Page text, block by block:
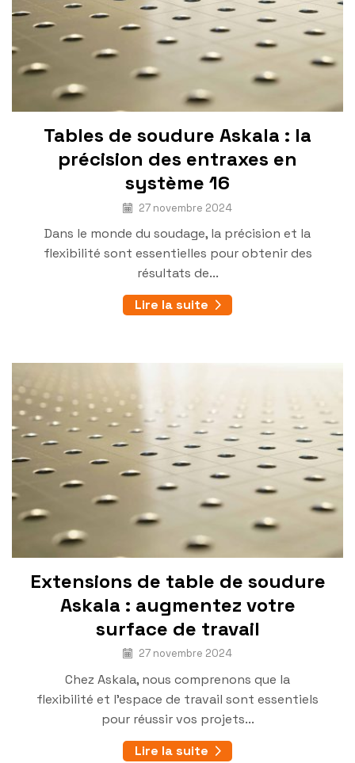
Tables de soudure Askala : la
précision des entraxes en
système 16
27 novembre 2024
Dans le monde du soudage, la précision et la
flexibilité sont essentielles pour obtenir des
résultats de...
Lire la suite
Extensions de table de soudure
Askala : augmentez votre
surface de travail
27 novembre 2024
Chez Askala, nous comprenons que la
flexibilité et l’espace de travail sont essentiels
pour réussir vos projets...
Lire la suite